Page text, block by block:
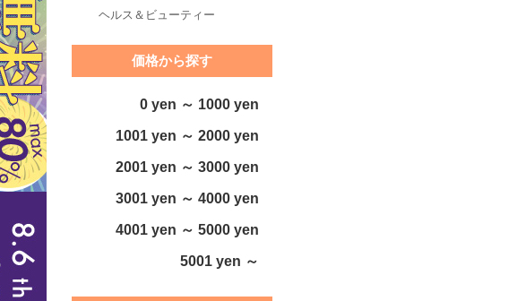
ヘルス＆ビューティー
価格から探す
0 yen ～ 1000 yen
1001 yen ～ 2000 yen
2001 yen ～ 3000 yen
3001 yen ～ 4000 yen
4001 yen ～ 5000 yen
5001 yen ～